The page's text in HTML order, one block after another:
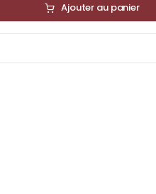
Ajouter au panier